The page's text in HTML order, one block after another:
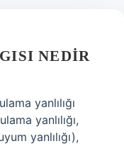
NEDIR
yanlılığı
yanlılığı,
yanlılığı),